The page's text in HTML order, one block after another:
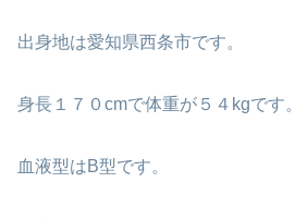
出身地は愛知県西条市です。
身長１７０cmで体重が５４kgです。
血液型はB型です。